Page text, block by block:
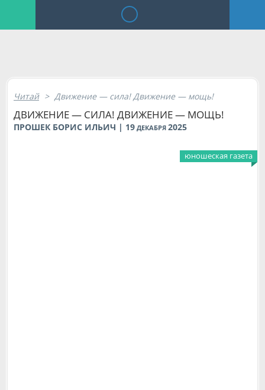
Читай > Движение — сила! Движение — мощь!
ДВИЖЕНИЕ — СИЛА! ДВИЖЕНИЕ — МОЩЬ!
ПРОШЕК БОРИС ИЛЬИЧ | 19 ДЕКАБРЯ 2025
юношеская газета